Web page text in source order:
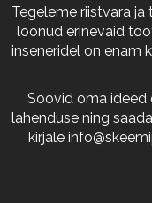
Tegeleme riistvara
loonud erinevaid
inseneridel on enam
Soovid oma ideed
lahenduse ning
kirjale